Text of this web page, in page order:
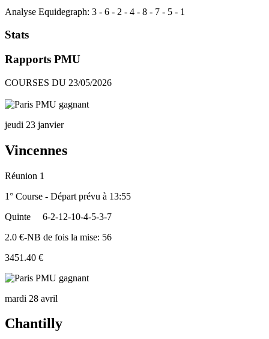
Analyse Equidegraph: 3 - 6 - 2 - 4 - 8 - 7 - 5 - 1
Stats
Rapports PMU
COURSES DU 23/05/2026
jeudi 23 janvier
Vincennes
Réunion 1
1° Course - Départ prévu à 13:55
Quinte
6-2-12-10-4-5-3-7
2.0 €-NB de fois la mise: 56
3451.40 €
mardi 28 avril
Chantilly